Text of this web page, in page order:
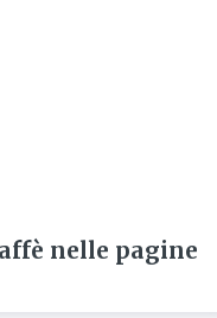
nelle pagine